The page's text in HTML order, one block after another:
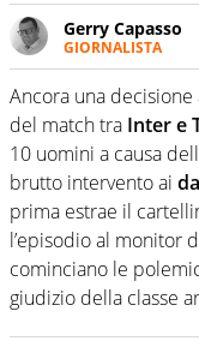
Gerry Capasso
GIORNALISTA
Per lui gli sport
football,
dove altri non
Ancora una
del match tra Inter e
10 uomini a causa
brutto intervento ai
prima estrae il
l’episodio al monitor
cominciano le
giudizio della classe